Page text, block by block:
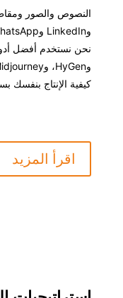
وLinkedIn وWhatsApp...
وHyGen، وMidjourney، وغيرها) من أجل
كيفية الإنتاج بنفسك
اقرأ المزيد